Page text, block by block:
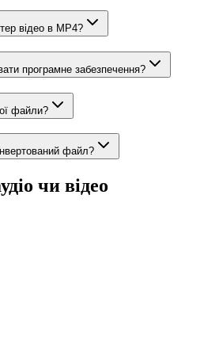
відео в MP4?
програмне забезпечення?
файли?
файл?
чи відео